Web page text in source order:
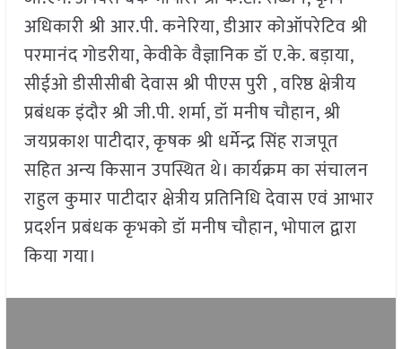
अधिकारी श्री आर.पी. कनेरिया, डीआर कोऑपरेटिव श्री
परमानंद गोडरीया, केवीके वैज्ञानिक डॉ ए.के. बड़ाया,
सीईओ डीसीसीबी देवास श्री पीएस पुरी , वरिष्ठ क्षेत्रीय
प्रबंधक इंदौर श्री जी.पी. शर्मा, डॉ मनीष चौहान, श्री
जयप्रकाश पाटीदार, कृषक श्री धर्मेन्द्र सिंह राजपूत
सहित अन्‍य किसान उपस्थित थे। कार्यक्रम का संचालन
राहुल कुमार पाटीदार क्षेत्रीय प्रतिनिधि देवास एवं आभार
प्रदर्शन प्रबंधक कृभको डॉ मनीष चौहान, भोपाल द्वारा
किया गया।